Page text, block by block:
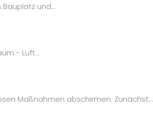
Bauplatz und…
- Luft…
Maßnahmen abschirmen. Zunächst…